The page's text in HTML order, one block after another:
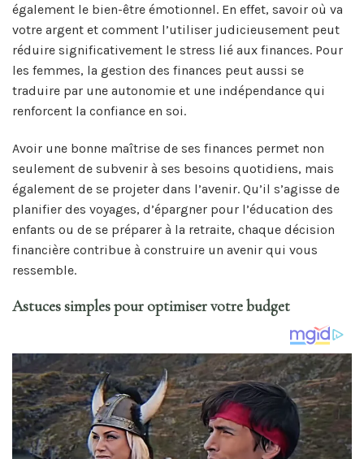
également le bien-être émotionnel. En effet, savoir où va
votre argent et comment l’utiliser judicieusement peut
réduire significativement le stress lié aux finances. Pour
les femmes, la gestion des finances peut aussi se
traduire par une autonomie et une indépendance qui
renforcent la confiance en soi.
Avoir une bonne maîtrise de ses finances permet non
seulement de subvenir à ses besoins quotidiens, mais
également de se projeter dans l’avenir. Qu’il s’agisse de
planifier des voyages, d’épargner pour l’éducation des
enfants ou de se préparer à la retraite, chaque décision
financière contribue à construire un avenir qui vous
ressemble.
Astuces simples pour optimiser votre budget